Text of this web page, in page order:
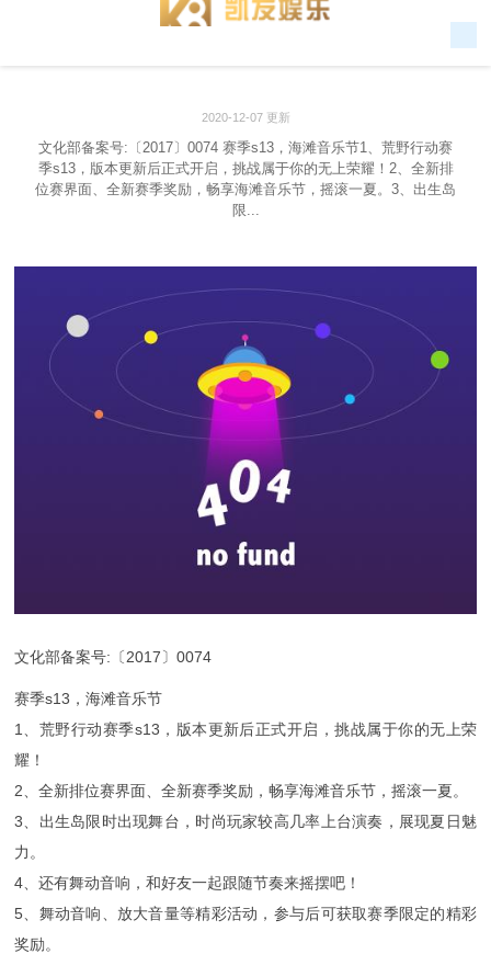
2020-12-07 更新
文化部备案号:〔2017〕0074 赛季s13，海滩音乐节1、荒野行动赛
季s13，版本更新后正式开启，挑战属于你的无上荣耀！2、全新排
位赛界面、全新赛季奖励，畅享海滩音乐节，摇滚一夏。3、出生岛
限...
文化部备案号:〔2017〕0074
赛季s13，海滩音乐节
1、荒野行动赛季s13，版本更新后正式开启，挑战属于你的无上荣
耀！
2、全新排位赛界面、全新赛季奖励，畅享海滩音乐节，摇滚一夏。
3、出生岛限时出现舞台，时尚玩家较高几率上台演奏，展现夏日魅
力。
4、还有舞动音响，和好友一起跟随节奏来摇摆吧！
5、舞动音响、放大音量等精彩活动，参与后可获取赛季限定的精彩
奖励。